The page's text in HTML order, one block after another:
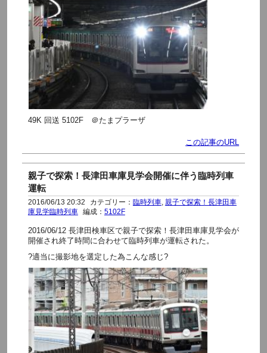
49K 回送 5102F ＠たまプラーザ
この記事のURL
親子で探索！長津田車庫見学会開催に伴う臨時列車
運転
2016/06/13 20:32 カテゴリー： 臨時列車, 親子で探索！長津田車
庫見学臨時列車
編成： 5102F
2016/06/12 長津田検車区で親子で探索！長津田車庫見学会が
開催され終了時間に合わせて臨時列車が運転された。
?適当に撮影地を選定した為こんな感じ?